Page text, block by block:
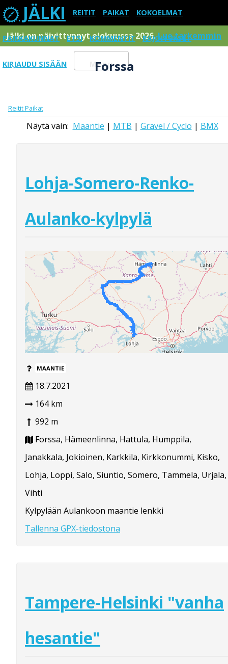
JÄLKI REITIT PAIKAT KOKOELMAT
PAIKKAKUNNAT ETSI KOMMENTIT RAJOITUKSET
KIRJAUDU SISÄÄN Menu
Jälki on päivittynnyt elokuussa 2026.Lue tarkemmin
Forssa
ReititPaikat
Näytä vain: Maantie | MTB | Gravel / Cyclo | BMX
Lohja-Somero-Renko-
Aulanko-kylpylä
MAANTIE
18.7.2021
164 km
992 m
Forssa, Hämeenlinna, Hattula, Humppila,
Janakkala, Jokioinen, Karkkila, Kirkkonummi, Kisko,
Lohja, Loppi, Salo, Siuntio, Somero, Tammela, Urjala,
Vihti
Kylpylään Aulankoon maantie lenkki
Tallenna GPX-tiedostona
Tampere-Helsinki "vanha
hesantie"